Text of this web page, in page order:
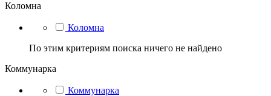
Коломна
Коломна
По этим критериям поиска ничего не найдено
Коммунарка
Коммунарка